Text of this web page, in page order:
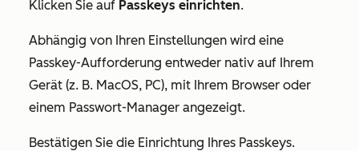
Klicken Sie auf Passkeys einrichten.
Abhängig von Ihren Einstellungen wird eine
Passkey-Aufforderung entweder nativ auf Ihrem
Gerät (z. B. MacOS, PC), mit Ihrem Browser oder
einem Passwort-Manager angezeigt.
Bestätigen Sie die Einrichtung Ihres Passkeys.